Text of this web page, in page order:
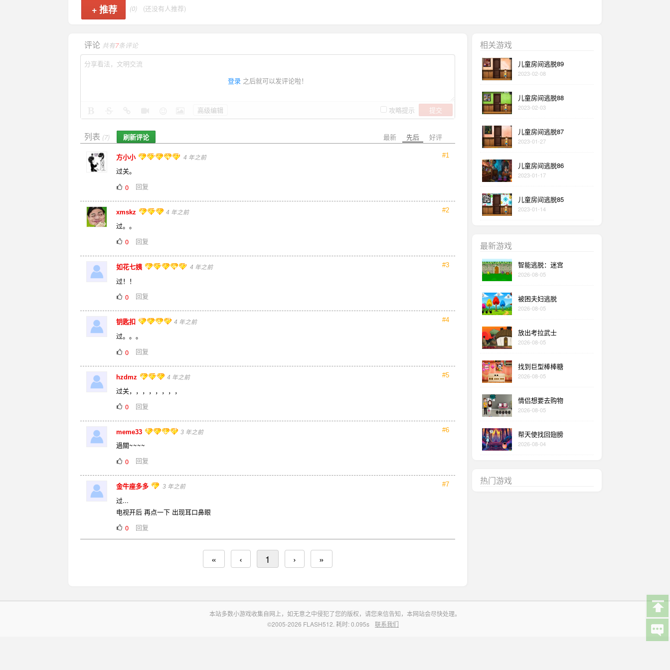
+ 推荐 (0) (还没有人推荐)
评论 共有7条评论
登录 之后就可以发评论啦！
攻略提示 提交
高级编辑
最新 先后 好评
列表 (7) 刷新评论
#1
方小小 4 年之前
过关。
0
回复
#2
xmskz 4 年之前
过。。
0
回复
#3
如花七姨 4 年之前
过！！
0
回复
#4
钥匙扣 4 年之前
过。。。
0
回复
#5
hzdmz 4 年之前
过关，，，，，，，，
0
回复
#6
meme33 3 年之前
過關~~~~
0
回复
#7
金牛座多多 3 年之前
过...
电视开后 再点一下 出现耳口鼻眼
0
回复
« ‹ 1 › »
相关游戏
儿童房间逃脱89
2023-02-08
儿童房间逃脱88
2023-02-03
儿童房间逃脱87
2023-01-27
儿童房间逃脱86
2023-01-17
儿童房间逃脱85
2023-01-14
最新游戏
智能逃脱：迷宫
2026-08-05
被困夫妇逃脱
2026-08-05
放出考拉武士
2026-08-05
找到巨型棒棒糖
2026-08-05
情侣想要去购物
2026-08-05
帮天使找回翅膀
2026-08-04
热门游戏
本站多数小游戏收集自网上，如无意之中侵犯了您的版权，请您来信告知，本网站会尽快处理。
©2005-2026 FLASH512. 耗时: 0.095s
联系我们